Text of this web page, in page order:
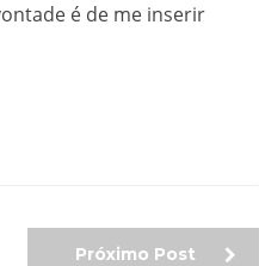
é de me inserir
Próximo Post